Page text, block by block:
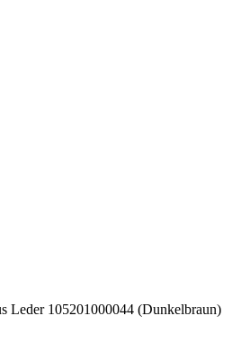
Leder 105201000044 (Dunkelbraun)